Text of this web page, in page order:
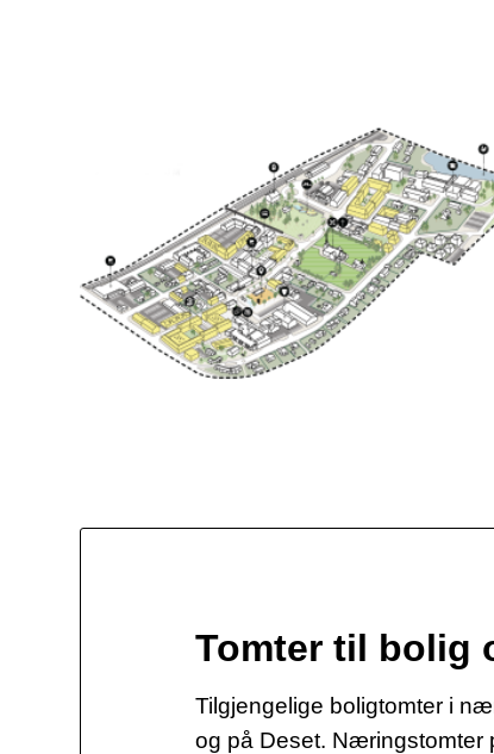
Tomter til bolig
Tilgjengelige boligtomter i
og på Deset. Næringstomter